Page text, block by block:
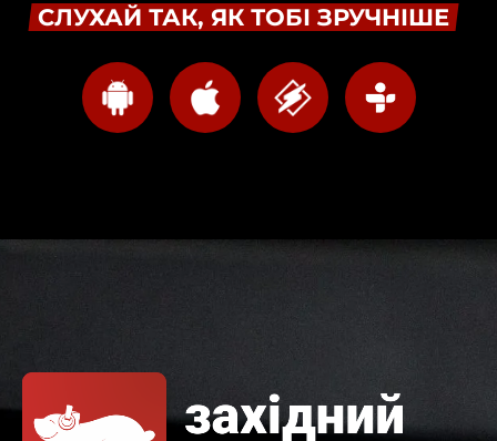
СЛУХАЙ ТАК, ЯК ТОБІ ЗРУЧНІШЕ